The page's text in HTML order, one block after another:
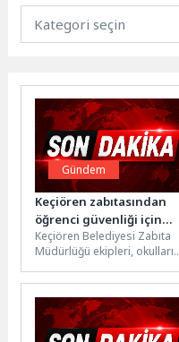
Gündem
Keçiören zabıtasından
öğrenci güvenliği için
yoğun mesai
Keçiören Belediyesi Zabıta
Müdürlüğü ekipleri, okulların
öğrencilerin güvenliği için
mesai yapmaya devam
ediyor....